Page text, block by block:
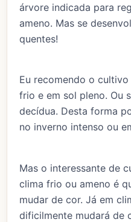
árvore indicada para
ameno. Mas se
quentes!
Eu recomendo o
frio e em sol pleno. Ou
decídua. Desta forma
no inverno intenso ou
Mas o interessante de
clima frio ou ameno é
mudar de cor. Já em
dificilmente mudará de